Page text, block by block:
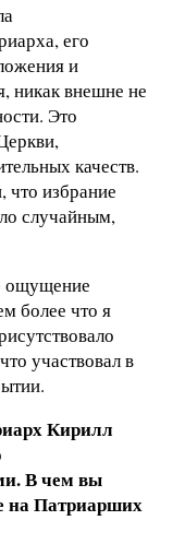
его
и
никак внешне не
Это
качеств.
избрание
случайным,
ощущение
более что я
участвовал в
Кирилл
В чем вы
на Патриарших